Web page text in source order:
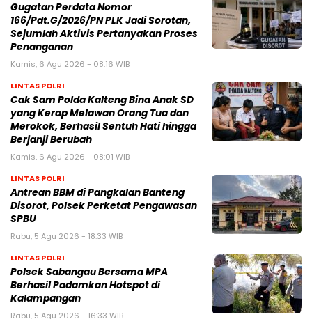
Gugatan Perdata Nomor
166/Pdt.G/2026/PN PLK Jadi Sorotan,
Sejumlah Aktivis Pertanyakan Proses
Penanganan
Kamis, 6 Agu 2026 - 08:16 WIB
LINTAS POLRI
Cak Sam Polda Kalteng Bina Anak SD
yang Kerap Melawan Orang Tua dan
Merokok, Berhasil Sentuh Hati hingga
Berjanji Berubah
Kamis, 6 Agu 2026 - 08:01 WIB
LINTAS POLRI
Antrean BBM di Pangkalan Banteng
Disorot, Polsek Perketat Pengawasan
SPBU
Rabu, 5 Agu 2026 - 18:33 WIB
LINTAS POLRI
Polsek Sabangau Bersama MPA
Berhasil Padamkan Hotspot di
Kalampangan
Rabu, 5 Agu 2026 - 16:33 WIB